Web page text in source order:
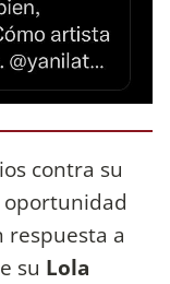
contra su
respuesta a
su Lola